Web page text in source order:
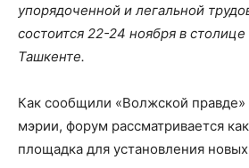
упорядоченной и легальной
состоится 22-24 ноября в столице
Ташкенте.
Как сообщили «Волжской
мэрии, форум рассматривается
площадка для установления новых